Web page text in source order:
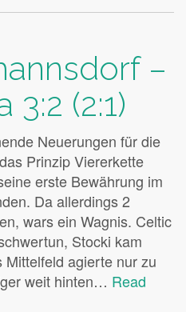
–
3:2 (2:1)
Neuerungen für die
Prinzip Viererkette
erste Bewährung im
Da allerdings 2
wars ein Wagnis. Celtic
Stocki kam
agierte nur zu
weit hinten… Read